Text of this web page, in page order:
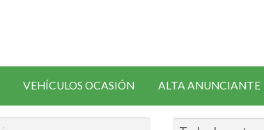
VEHÍCULOS OCASIÓN ALTA ANUNCIANTE